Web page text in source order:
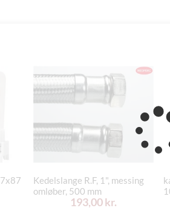
Kedelslange R.F, 1", messing
omløber, 500 mm
193,00 kr.